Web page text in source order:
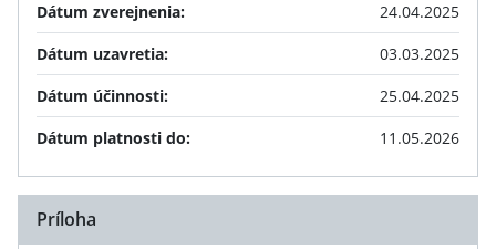
Dátum zverejnenia:
24.04.2025
Dátum uzavretia:
03.03.2025
Dátum účinnosti:
25.04.2025
Dátum platnosti do:
11.05.2026
Príloha